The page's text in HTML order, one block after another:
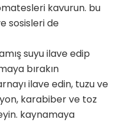
kavurun. bu
sosisleri de
suyu ilave edip
bırakın
ilave edin, tuzu ve
karabiber ve toz
kaynamaya